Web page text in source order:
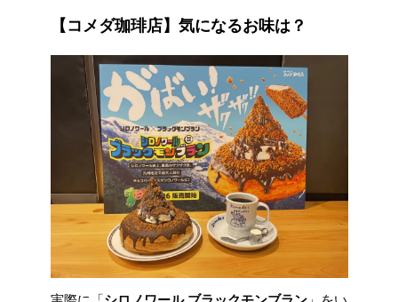
【コメダ珈琲店】気になるお味は？